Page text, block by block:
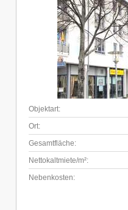
Objektart:
Ort:
Gesamtfläche:
Nettokaltmiete/m²:
Nebenkosten: